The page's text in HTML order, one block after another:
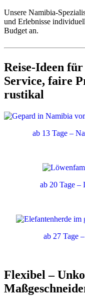
Unsere Namibia-
und Erlebnisse
Budget an.
Reise-Ideen
Service, faire
rustikal
ab 13 Tage –
ab 20 Tage –
ab 27 Tage
Flexibel –